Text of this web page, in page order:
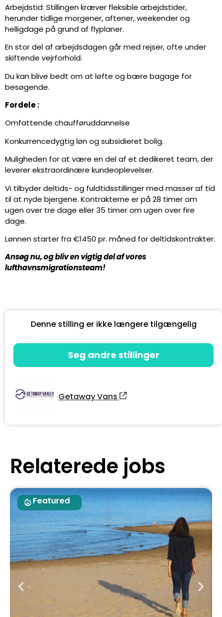
Arbejdstid: Stillingen kræver fleksible arbejdstider,
herunder tidlige morgener, aftener, weekender og
helligdage på grund af flyplaner.
En stor del af arbejdsdagen går med rejser, ofte under
skiftende vejrforhold.
Du kan blive bedt om at løfte og bære bagage for
besøgende.
Fordele :
Omfattende chaufføruddannelse
Konkurrencedygtig løn og subsidieret bolig.
Muligheden for at være en del af et dedikeret team, der
leverer ekstraordinære kundeoplevelser.
Vi tilbyder deltids- og fuldtidsstillinger med masser af tid
til at nyde bjergene. Kontrakterne er på 28 timer om
ugen over tre dage eller 35 timer om ugen over fire
dage.
Lønnen starter fra €1450 pr. måned for deltidskontrakter.
Ansøg nu, og bliv en vigtig del af vores
lufthavnsmigrationsteam!
Denne stilling er ikke længere tilgængelig
Søg andre stillinger
Getaway Vans
Relaterede jobs
Featured